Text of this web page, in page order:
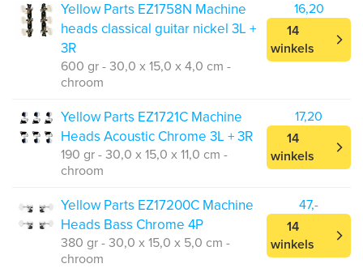
Yellow Parts EZ1758N Machine
heads classical guitar nickel 3L +
3R
600 gr - 30,0 x 15,0 x 4,0 cm -
chroom
16,20
14
winkels
Yellow Parts EZ1721C Machine
Heads Acoustic Chrome 3L + 3R
190 gr - 30,0 x 15,0 x 11,0 cm -
chroom
17,20
14
winkels
Yellow Parts EZ17200C Machine
Heads Bass Chrome 4P
380 gr - 30,0 x 15,0 x 5,0 cm -
chroom
47,-
14
winkels